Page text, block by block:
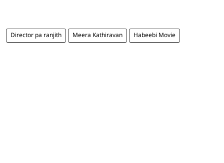
Director pa ranjith Meera Kathiravan Habeebi Movie